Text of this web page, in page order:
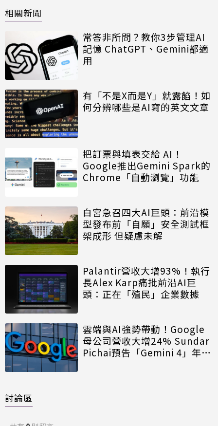
相關新聞
常答非所問？教你3步管理AI
記憶 ChatGPT、Gemini都適
用
有「不是X而是Y」就露餡！如
何分辨哪些是AI寫的英文文章
把訂票與填表交給 AI！
Google推出Gemini Spark的
Chrome「自動瀏覽」功能
白宮急召四大AI巨頭：前沿模
型發布前「自願」安全測試框
架成形 但疑慮未解
Palantir營收大增93%！執行
長Alex Karp痛批前沿AI巨
頭：正在「殖民」企業數據
雲端與AI強勢帶動！Google
母公司營收大增24% Sundar
Pichai預告「Gemini 4」年底
討論區